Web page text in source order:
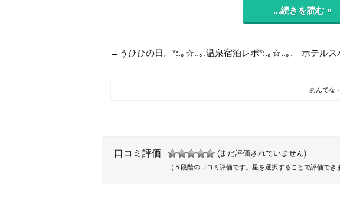
...続きを読む »
→うひひの日。*:.｡☆..｡.温泉宿泊レポ*:.｡☆..｡. ホテル
あんてな
口コミ評価 (まだ評価されていません)
（５段階の口コミ評価です。星を選択することで評価で